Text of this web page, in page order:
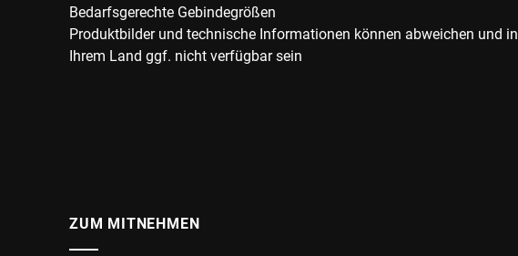
Bedarfsgerechte Gebindegrößen
Produktbilder und technische Informationen können abweichen und in
Ihrem Land ggf. nicht verfügbar sein
ZUM MITNEHMEN